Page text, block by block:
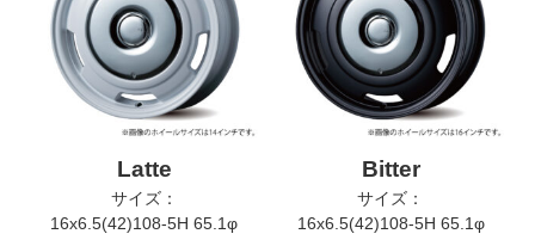
Latte
サイズ：
16x6.5(42)108-5H 65.1φ
Bitter
サイズ：
16x6.5(42)108-5H 65.1φ